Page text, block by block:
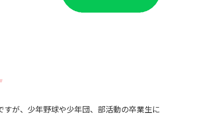
が、少年野球や少年団、部活動の卒業生に